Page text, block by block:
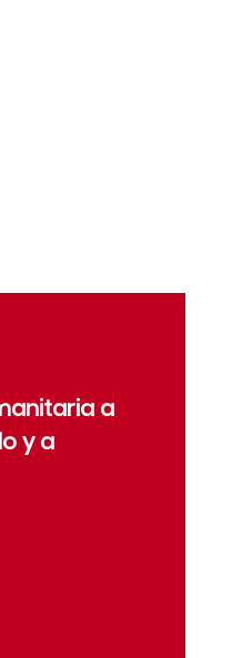
a
y a